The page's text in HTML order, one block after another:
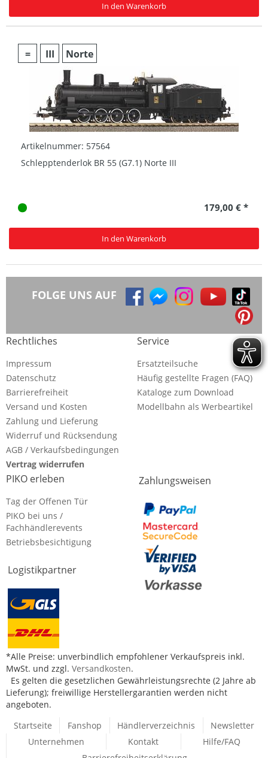
In den Warenkorb
= III Norte
Artikelnummer: 57564
Schlepptenderlok BR 55 (G7.1) Norte III
179,00 € *
In den Warenkorb
FOLGE UNS AUF
Rechtliches
Impressum
Datenschutz
Barrierefreiheit
Versand und Kosten
Zahlung und Lieferung
Widerruf und Rücksendung
AGB / Verkaufsbedingungen
Vertrag widerrufen
Service
Ersatzteilsuche
Häufig gestellte Fragen (FAQ)
Kataloge zum Download
Modellbahn als Werbeartikel
PIKO erleben
Tag der Offenen Tür
PIKO bei uns /
Fachhändlerevents
Betriebsbesichtigung
Logistikpartner
Zahlungsweisen
*Alle Preise: unverbindlich empfohlener Verkaufspreis inkl.
MwSt. und zzgl. Versandkosten.
Es gelten die gesetzlichen Gewährleistungsrechte (2 Jahre ab
Lieferung); freiwillige Herstellergarantien werden nicht
angeboten.
Startseite
Fanshop Händlerverzeichnis
Newsletter
Unternehmen
Kontakt
Hilfe/FAQ